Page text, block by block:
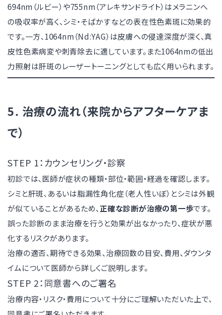
694nm（ルビー）や755nm（アレキサンドライト）はメラニンへ
の吸収率が高く、シミ・そばかすなどの表在性色素斑に効果的
です。一方、1064nm（Nd:YAG）は皮膚への侵達深度が深く、真
皮性色素病変や刺青除去に適しています。また1064nmの低出
力照射は肝斑のレーザートーニングとしても広く用いられます。
5. 治療の流れ（来院からアフターケアま
で）
STEP 1：カウンセリング・診察
初診では、医師が症状の種類・部位・範囲・経過を確認します。
シミと肝斑、あるいは脂漏性角化症（老人性いぼ）とシミは外観
が似ていることがあるため、 正確な診断が治療の第一歩です。
誤った診断のまま治療を行うと効果が出なかったり、症状が悪
化するリスクがあります。
治療の適否、期待できる効果、治療回数の目安、費用、ダウンタ
イムについて医師から詳しくご説明します。
STEP 2：同意書へのご署名
治療内容・リスク・費用について十分にご理解いただいた上で、